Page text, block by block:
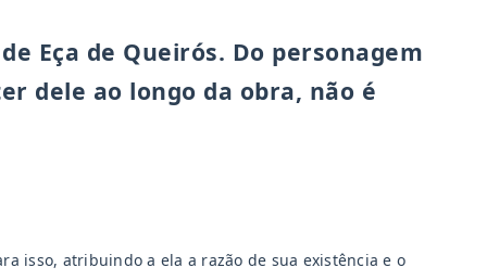
Eça de Queirós. Do personagem
dele ao longo da obra, não é
isso, atribuindo a ela a razão de sua existência e o